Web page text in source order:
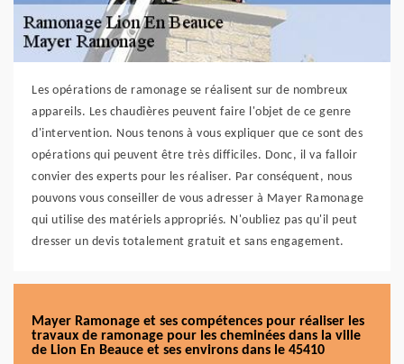
Les opérations de ramonage se réalisent sur de nombreux
appareils. Les chaudières peuvent faire l'objet de ce genre
d'intervention. Nous tenons à vous expliquer que ce sont des
opérations qui peuvent être très difficiles. Donc, il va falloir
convier des experts pour les réaliser. Par conséquent, nous
pouvons vous conseiller de vous adresser à Mayer Ramonage
qui utilise des matériels appropriés. N'oubliez pas qu'il peut
dresser un devis totalement gratuit et sans engagement.
Mayer Ramonage et ses compétences pour réaliser les
travaux de ramonage pour les cheminées dans la ville
de Lion En Beauce et ses environs dans le 45410